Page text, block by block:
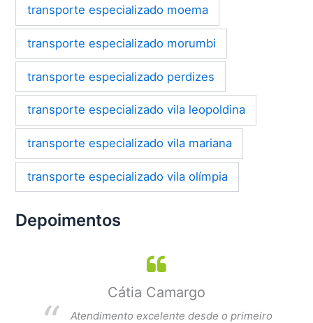
transporte especializado moema
transporte especializado morumbi
transporte especializado perdizes
transporte especializado vila leopoldina
transporte especializado vila mariana
transporte especializado vila olímpia
Depoimentos
Cátia Camargo
Atendimento excelente desde o primeiro